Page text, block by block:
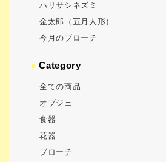
ハリサシネズミ
金太郎（五月人形）
今月のブローチ
●Category
全ての商品
オブジェ
食器
花器
ブローチ